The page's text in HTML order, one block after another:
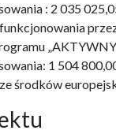
: 2 035
1 504
środków